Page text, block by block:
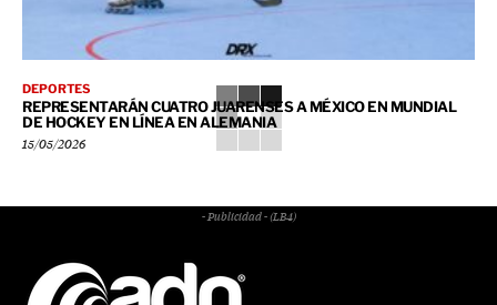
DEPORTES
REPRESENTARÁN CUATRO JUARENSES A MÉXICO EN MUNDIAL
DE HOCKEY EN LÍNEA EN ALEMANIA
15/05/2026
- Publicidad - (LB4)